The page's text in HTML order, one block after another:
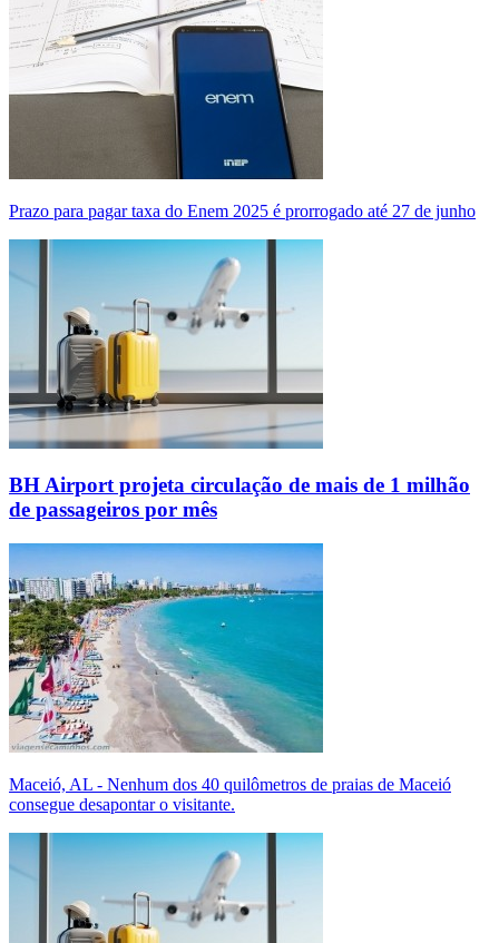
Prazo para pagar taxa do Enem 2025 é prorrogado até 27 de junho
BH Airport projeta circulação de mais de 1 milhão
de passageiros por mês
Maceió, AL - Nenhum dos 40 quilômetros de praias de Maceió
consegue desapontar o visitante.